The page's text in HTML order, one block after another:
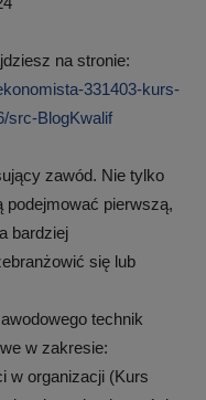
na stronie:
331403-kurs-
src-BlogKwalif
zawód. Nie tylko
podejmować pierwszą,
bardziej
się lub
technik
w zakresie:
w organizacji (Kurs